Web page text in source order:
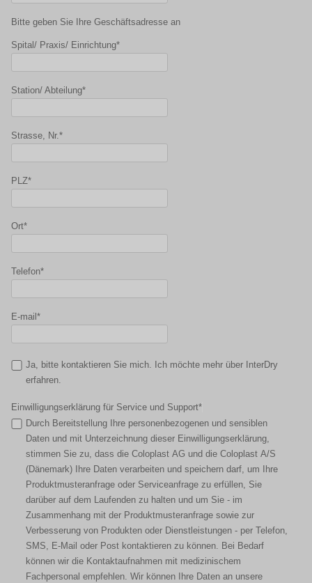
Bitte geben Sie Ihre Geschäftsadresse an
Spital/ Praxis/ Einrichtung*
Station/ Abteilung*
Strasse, Nr.*
PLZ*
Ort*
Telefon*
E-mail*
Ja, bitte kontaktieren Sie mich. Ich möchte mehr über InterDry
erfahren.
Einwilligungserklärung für Service und Support*
Durch Bereitstellung Ihre personenbezogenen und sensiblen
Daten und mit Unterzeichnung dieser Einwilligungserklärung,
stimmen Sie zu, dass die Coloplast AG und die Coloplast A/S
(Dänemark) Ihre Daten verarbeiten und speichern darf, um Ihre
Produktmusteranfrage oder Serviceanfrage zu erfüllen, Sie
darüber auf dem Laufenden zu halten und um Sie - im
Zusammenhang mit der Produktmusteranfrage sowie zur
Verbesserung von Produkten oder Dienstleistungen - per Telefon,
SMS, E-Mail oder Post kontaktieren zu können. Bei Bedarf
können wir die Kontaktaufnahmen mit medizinischem
Fachpersonal empfehlen. Wir können Ihre Daten an unsere